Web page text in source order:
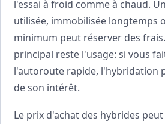
l'essai à froid comme à chaud.
utilisée, immobilisée longtemps
minimum peut réserver des
principal reste l'usage: si vous
l'autoroute rapide, l'hybridation
de son intérêt.
Le prix d'achat des hybrides